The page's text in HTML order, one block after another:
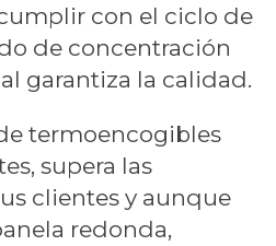
con el ciclo de
de concentración
garantiza la calidad.
termoencogibles
supera las
clientes y aunque
redonda,